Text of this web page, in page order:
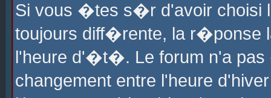
Si vous �tes s�r d'avoir choisi
toujours diff�rente, la r�ponse
l'heure d'�t�. Le forum n'a
changement entre l'heure